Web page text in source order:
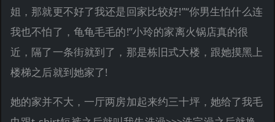
姐，那就更不好了我还是回家比较好!”“你男生怕什么连
我也不怕了，龟龟毛毛的!”小玲的家离火锅店真的很
近，隔了一条街就到了，那是栋旧式大楼，跟她摸黑上
楼梯之后就到她家了!
她的家并不大，一厅两房加起来约三十坪，她给了我毛